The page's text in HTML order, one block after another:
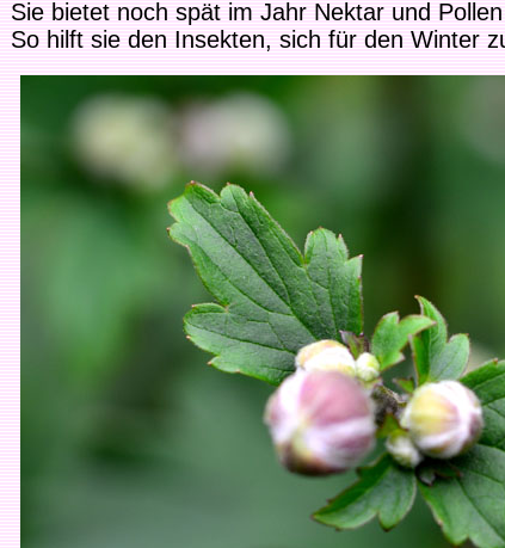
Sie bietet noch spät im Jahr Nektar und
So hilft sie den Insekten, sich für den Winter